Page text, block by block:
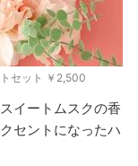
セット ￥2,500
イートムスクの香
セントになったハ